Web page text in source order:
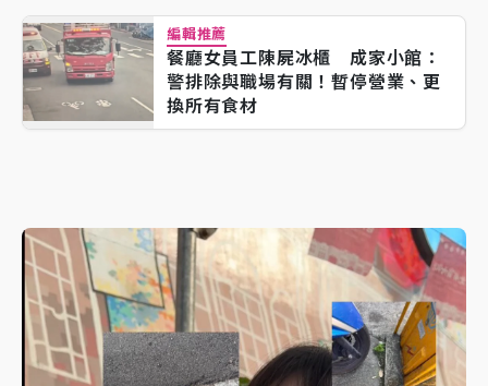
編輯推薦
餐廳女員工陳屍冰櫃 成家小館：
警排除與職場有關！暫停營業、更
換所有食材